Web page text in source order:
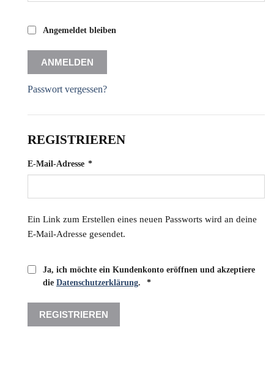
Angemeldet bleiben
ANMELDEN
Passwort vergessen?
REGISTRIEREN
E-Mail-Adresse *Erforderlich
Ein Link zum Erstellen eines neuen Passworts wird an deine
E-Mail-Adresse gesendet.
Ja, ich möchte ein Kundenkonto eröffnen und akzeptiere
die Datenschutzerklärung. *Erforderlich
REGISTRIEREN